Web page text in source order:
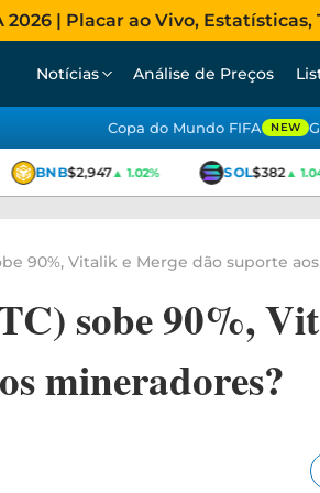
| Placar ao Vivo,
Notícias Análise de Preços
Copa do Mundo FIFA NEW
BNB$2,947▲ 1.02% SOL$382▲
90%, Vitalik e Merge dão suporte
sobe 90%,
mineradores?